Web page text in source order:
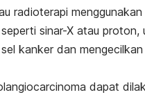
radioterapi menggunakan
sinar-X atau proton,
kanker dan
dapat